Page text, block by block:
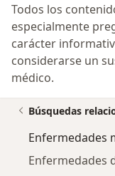
Todos los
especialmente
carácter
considerarse un
médico.
Búsquedas
Enfermedades
Enfermedades